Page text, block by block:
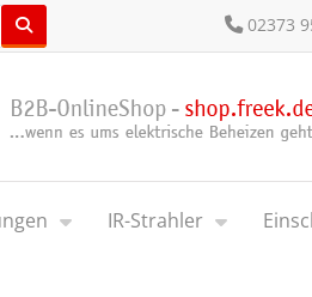
02373
IR-Strahler